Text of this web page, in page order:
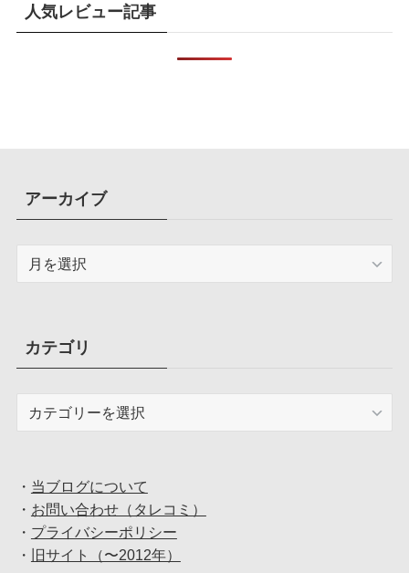
人気レビュー記事
アーカイブ
ブカテゴリ
・ 当ブログについて
・ お問い合わせ（タレコミ）
・ プライバシーポリシー
・
旧サイト（〜2012年）